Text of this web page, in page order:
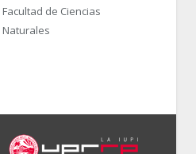
Facultad de Ciencias
Naturales